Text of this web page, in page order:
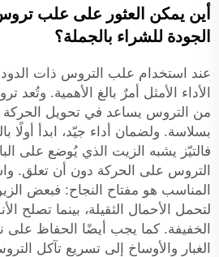
أين يمكن العثور على علب
الجودة للشراء بالجملة؟
عند استخدام علب التروس ذات
الأداء الأمثل أمرٌ بالغ الأهمية.
من التروس يساعد في تحويل الحركة
بسلاسة. ولضمان أداء جيّد، ابدأ أولًا
فالتيّز يشبه الزيت الذي يُوضع على
التروس على الحركة دون أن تعلق.
المناسب هو مفتاح النجاح: فبعض
لتحمل الأحمال الثقيلة، بينما تصلح
الخفيفة. كما يجب أيضًا الحفاظ على
الغبار والأوساخ إلى تسريع تآكل